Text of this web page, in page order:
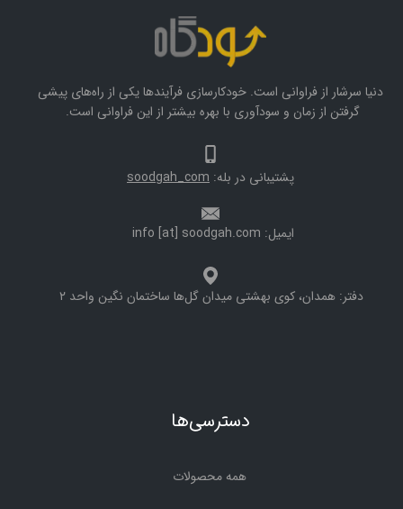
دنیا سرشار از فراوانی است. خودکارسازی فرآیندها یکی از راه‌های پیشی
گرفتن از زمان و سودآوری با بهره بیشتر از این فراوانی است.
پشتیبانی در بله: soodgah_com
ایمیل: info [at] soodgah.com
دفتر: همدان، کوی بهشتی میدان گل‌ها ساختمان نگین واحد ۲
دسترسی‌ها
همه محصولات